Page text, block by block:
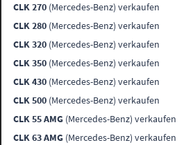
CLK 270 (Mercedes-Benz) verkaufen
CLK 280 (Mercedes-Benz) verkaufen
CLK 320 (Mercedes-Benz) verkaufen
CLK 350 (Mercedes-Benz) verkaufen
CLK 430 (Mercedes-Benz) verkaufen
CLK 500 (Mercedes-Benz) verkaufen
CLK 55 AMG (Mercedes-Benz) verkaufen
CLK 63 AMG (Mercedes-Benz) verkaufen